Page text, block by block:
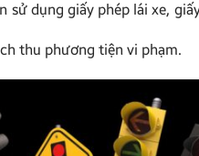
sử dụng giấy phép lái xe,
thu phương tiện vi phạm.